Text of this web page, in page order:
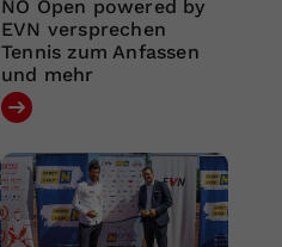
NÖ Open powered by
EVN versprechen
Tennis zum Anfassen
und mehr